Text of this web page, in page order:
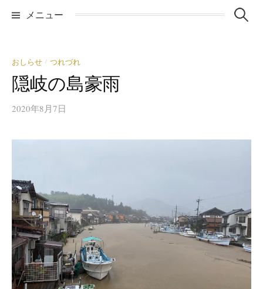
メニュー 検
おしらせ / つれづれ
隠岐の島豪雨
2020年8月7日